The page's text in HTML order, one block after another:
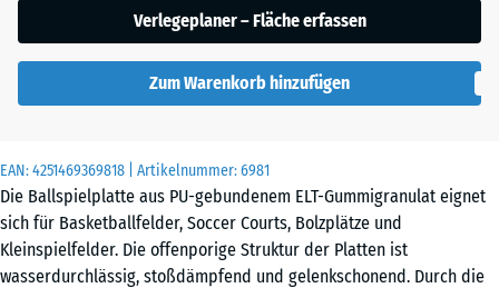
EAN:4251469369818 | Artikelnummer:6981
Die Ballspielplatte aus PU-gebundenem ELT-Gummigranulat eignet
sich für Basketballfelder, Soccer Courts, Bolzplätze und
Kleinspielfelder. Die offenporige Struktur der Platten ist
wasserdurchlässig, stoßdämpfend und gelenkschonend. Durch die
anders angegeben)
für die
Bedarfsberechnung
x
50
x 4
cm
|
Verlegeplaner – Fläche erfassen
Zum Warenkorb hinzufügen